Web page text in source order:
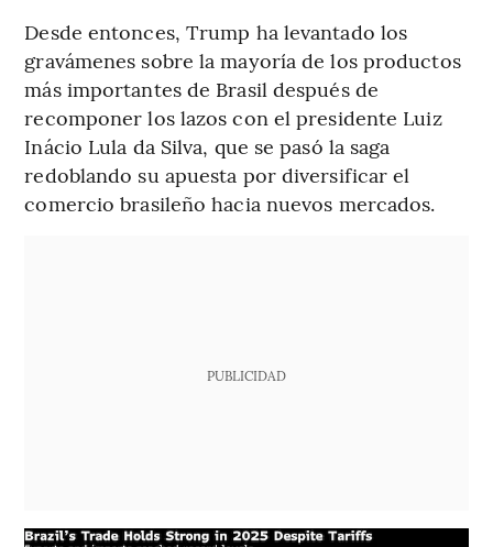
Desde entonces, Trump ha levantado los
gravámenes sobre la mayoría de los productos
más importantes de Brasil después de
recomponer los lazos con el presidente Luiz
Inácio Lula da Silva, que se pasó la saga
redoblando su apuesta por diversificar el
comercio brasileño hacia nuevos mercados.
PUBLICIDAD